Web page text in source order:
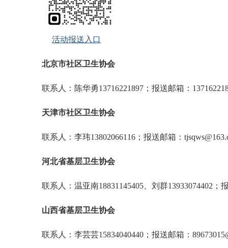
活动报送入口
北京市社区卫生协会
联系人：陈华勇13716221897；报送邮箱：
天津市社区卫生协会
联系人：李玮13802066116；报送邮箱：
河北省基层卫生协会
联系人：温亚南18831145405、刘群13933074402；
山西省基层卫生协会
联系人：李芸芸15834040440；报送邮箱：